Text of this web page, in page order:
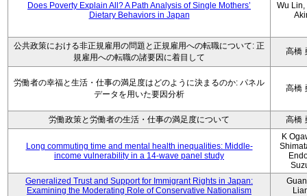
Does Poverty Explain All? A Path Analysis of Single Mothers’
Dietary Behaviors in Japan
Wu Lin,
公共政策における非正規雇用の問題と正規雇用への転職について: 正
規雇用への転職の諸要因に着目して
高橋
労働者の幸福と生活・仕事の満足度はどのように決まるのか: パネル
データを用いた要因分析
高橋
労働政策と労働者の生活・仕事の満足度について 高橋
Long commuting time and mental health inequalities: Middle-
income vulnerability in a 14-wave panel study
K
Generalized Trust and Support for Immigrant Rights in Japan:
Examining the Moderating Role of Conservative Nationalism